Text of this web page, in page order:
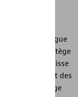
R-Line)
R-Line) - Longue
rayures - Protège
les bas de caisse
l'impact des
de montage